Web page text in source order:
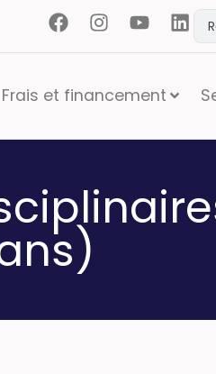
Frais et financement